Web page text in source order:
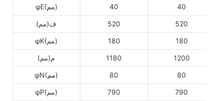
φE(مم) 40 40
ف(مم) 520 520
φK(مم) 180 180
م(مم) 1180 1200
φN(مم) 80 80
φP(مم) 790 790